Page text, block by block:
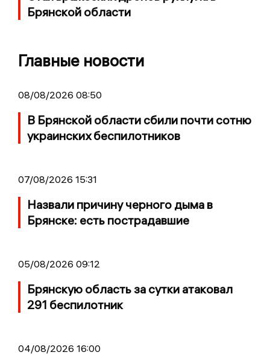
Брянской области
Главные новости
08/08/2026 08:50
В Брянской области сбили почти сотню
украинских беспилотников
07/08/2026 15:31
Назвали причину черного дыма в
Брянске: есть пострадавшие
05/08/2026 09:12
Брянскую область за сутки атаковал
291 беспилотник
04/08/2026 16:00